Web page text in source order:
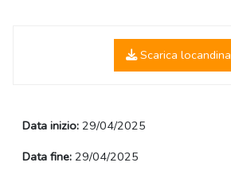
Scarica locandina
Data inizio: 29/04/2025
Data fine: 29/04/2025